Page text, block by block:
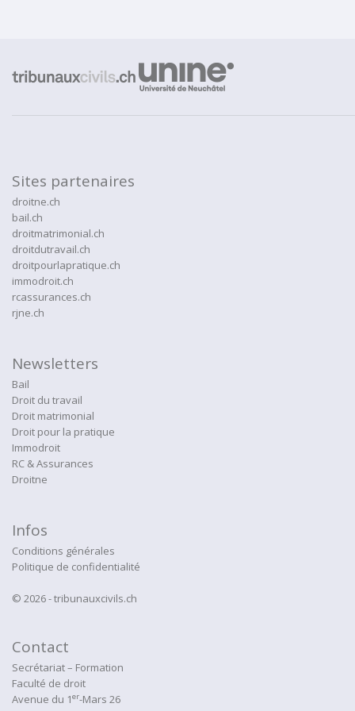
Sites partenaires
droitne.ch
bail.ch
droitmatrimonial.ch
droitdutravail.ch
droitpourlapratique.ch
immodroit.ch
rcassurances.ch
rjne.ch
Newsletters
Bail
Droit du travail
Droit matrimonial
Droit pour la pratique
Immodroit
RC & Assurances
Droitne
Infos
Conditions générales
Politique de confidentialité
© 2026 - tribunauxcivils.ch
Contact
Secrétariat – Formation
Faculté de droit
Avenue du 1er-Mars 26